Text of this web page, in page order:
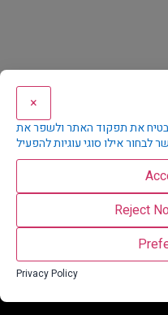
Home About Us Why KD
Career
Home
×
את תפקוד האתר ולשפר את
Reject
Privacy Policy